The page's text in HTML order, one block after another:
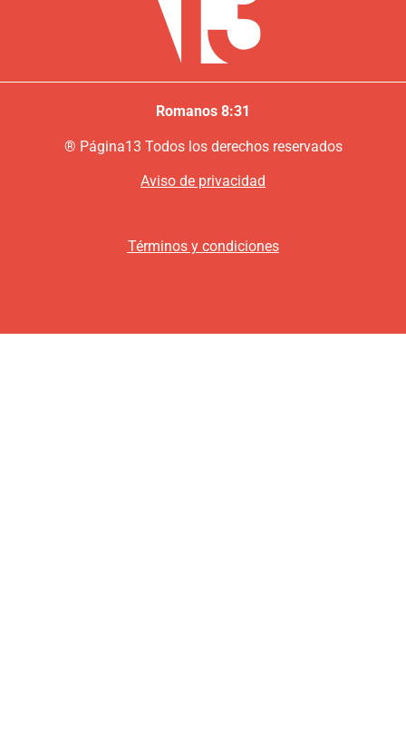
Romanos 8:31
® Página13 Todos los derechos reservados
Aviso de privacidad
Términos y condiciones